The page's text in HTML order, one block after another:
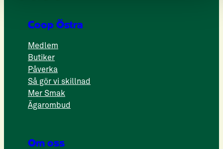
Coop Östra
Medlem
Butiker
Påverka
Så gör vi skillnad
Mer Smak
Ägarombud
Om oss